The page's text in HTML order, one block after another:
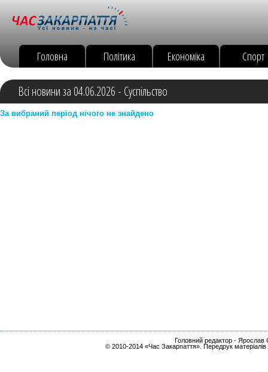
Головна Політика Економіка Спорт
Всі новини за 04.06.2026 - Суспільство
За вибраний період нічого не знайдено
Головний редактор - Ярослав
© 2010-2014 «Час Закарпаття». Передрук